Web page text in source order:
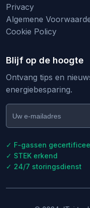
Privacy
Algemene
Cookie Policy
Blijf op de hoogte
Ontvang tips en
energiebesparing.
✓ F-gassen
✓ STEK erkend
✓ 24/7 storingsdienst